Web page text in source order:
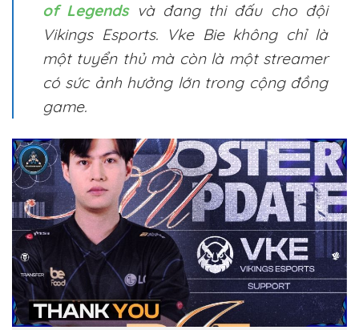
of Legendsvà đang thi đấu cho đội
Vikings Esports. Vke Bie không chỉ là
một tuyển thủ mà còn là một streamer
có sức ảnh hưởng lớn trong cộng đồng
game.